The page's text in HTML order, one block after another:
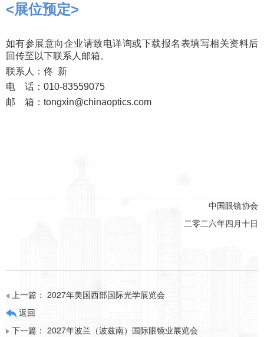
<展位预定>
如有参展意向企业请致电详询或下载报名表填写相关资料后
回传至以下联系人邮箱。
联系人
： 佟 新
电
话： 010-83559075
邮
箱： tongxin@chinaoptics.com
中国眼镜协会
二零二六年四月十日
上一篇： 2027年美国西部国际光学展览会
返回
下一篇： 2027年波兰（波兹南）国际眼镜业展览会